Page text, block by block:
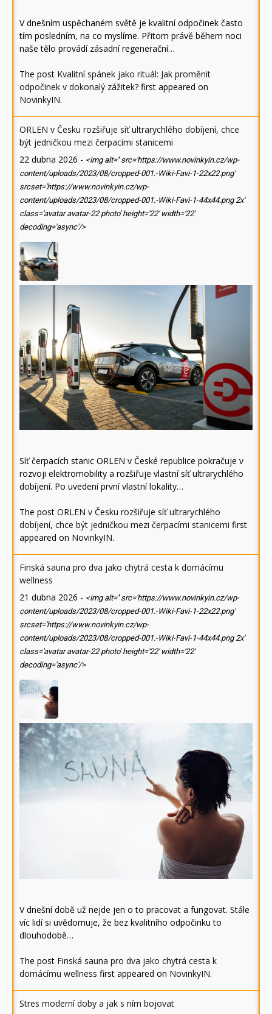
V dnešním uspěchaném světě je kvalitní odpočinek často
tím posledním, na co myslíme. Přitom právě během noci
naše tělo provádí zásadní regenerační…
The post Kvalitní spánek jako rituál: Jak proměnit
odpočinek v dokonalý zážitek? first appeared on
NovinkyIN.
ORLEN v Česku rozšiřuje síť ultrarychlého dobíjení, chce
být jedničkou mezi čerpacími stanicemi
22 dubna 2026 - <img alt='' src='https://www.novinkyin.cz/wp-
content/uploads/2023/08/cropped-001.-Wiki-Favi-1-22x22.png'
srcset='https://www.novinkyin.cz/wp-
content/uploads/2023/08/cropped-001.-Wiki-Favi-1-44x44.png 2x'
class='avatar avatar-22 photo' height='22' width='22'
decoding='async'/>
Síť čerpacích stanic ORLEN v České republice pokračuje v
rozvoji elektromobility a rozšiřuje vlastní síť ultrarychlého
dobíjení. Po uvedení první vlastní lokality…
The post ORLEN v Česku rozšiřuje síť ultrarychlého
dobíjení, chce být jedničkou mezi čerpacími stanicemi first
appeared on NovinkyIN.
Finská sauna pro dva jako chytrá cesta k domácímu
wellness
21 dubna 2026 - <img alt='' src='https://www.novinkyin.cz/wp-
content/uploads/2023/08/cropped-001.-Wiki-Favi-1-22x22.png'
srcset='https://www.novinkyin.cz/wp-
content/uploads/2023/08/cropped-001.-Wiki-Favi-1-44x44.png 2x'
class='avatar avatar-22 photo' height='22' width='22'
decoding='async'/>
V dnešní době už nejde jen o to pracovat a fungovat. Stále
víc lidí si uvědomuje, že bez kvalitního odpočinku to
dlouhodobě…
The post Finská sauna pro dva jako chytrá cesta k
domácímu wellness first appeared on NovinkyIN.
Stres moderní doby a jak s ním bojovat